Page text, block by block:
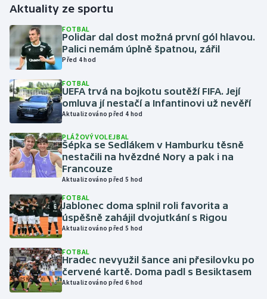
Florbal
Futsal
Golf
Gymnastika
Házená
Jezdectví
Judo
Krasobruslení
Lezení
Lyže a snowboard
Moderní pětiboj
Aktuality ze sportu
FOTBAL
Polidar dal dost možná první gól hlavou.
Palici nemám úplně špatnou, zářil
Před 4 hod
FOTBAL
UEFA trvá na bojkotu soutěží FIFA. Její
omluva jí nestačí a Infantinovi už nevěří
Aktualizováno před 4 hod
PLÁŽOVÝ VOLEJBAL
Šépka se Sedlákem v Hamburku těsně
nestačili na hvězdné Nory a pak i na
Francouze
Aktualizováno před 5 hod
FOTBAL
Jablonec doma splnil roli favorita a
úspěšně zahájil dvojutkání s Rigou
Aktualizováno před 5 hod
FOTBAL
Hradec nevyužil šance ani přesilovku po
červené kartě. Doma padl s Besiktasem
Aktualizováno před 6 hod